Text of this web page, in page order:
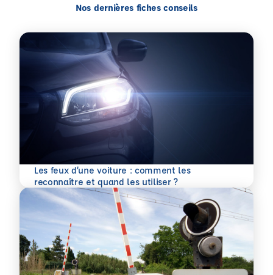
Nos dernières fiches conseils
Les feux d’une voiture : comment les
reconnaître et quand les utiliser ?
En savoir plus